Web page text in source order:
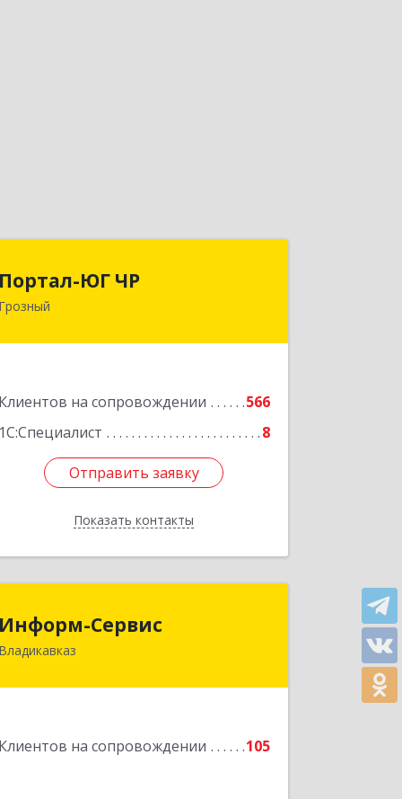
Портал-ЮГ ЧР
Грозный
Клиентов на сопровождении
566
1С:Специалист
8
Отправить заявку
Показать контакты
364906, Чеченская Респ, Грозный г,
Отправить заявку
Назад
Информ-Сервис
Владикавказ
Клиентов на сопровождении 105
362020, Северная Осетия - Алания
Подробнее